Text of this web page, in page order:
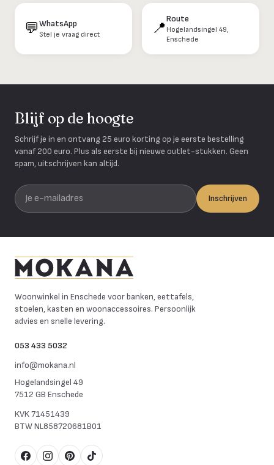
💬WhatsApp
Stel je vraag direct 📍
Route
Hogelandsingel 49,
Enschede
Blijf op de hoogte
Schrijf je in en ontvang 25 euro korting op je eerste bestelling
vanaf 200 euro. Plus als eerste bij nieuwe outlet-stukken. Geen
spam, uitschrijven kan altijd.
Je e-mailadres
Inschrijven
Woonwinkel in Enschede voor banken, eettafels,
stoelen, kasten en woonaccessoires. Persoonlijk
advies en snelle levering.
053 433 5032
info@mokana.nl
Hogelandsingel 49
7512 GB Enschede
KVK71451439
BTWNL858720681B01
FacebookInstagram
Pinterest
TikTok